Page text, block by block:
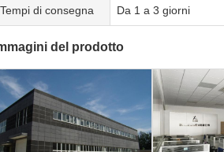
Tempi di consegna Da 1 a 3 giorni
del prodotto